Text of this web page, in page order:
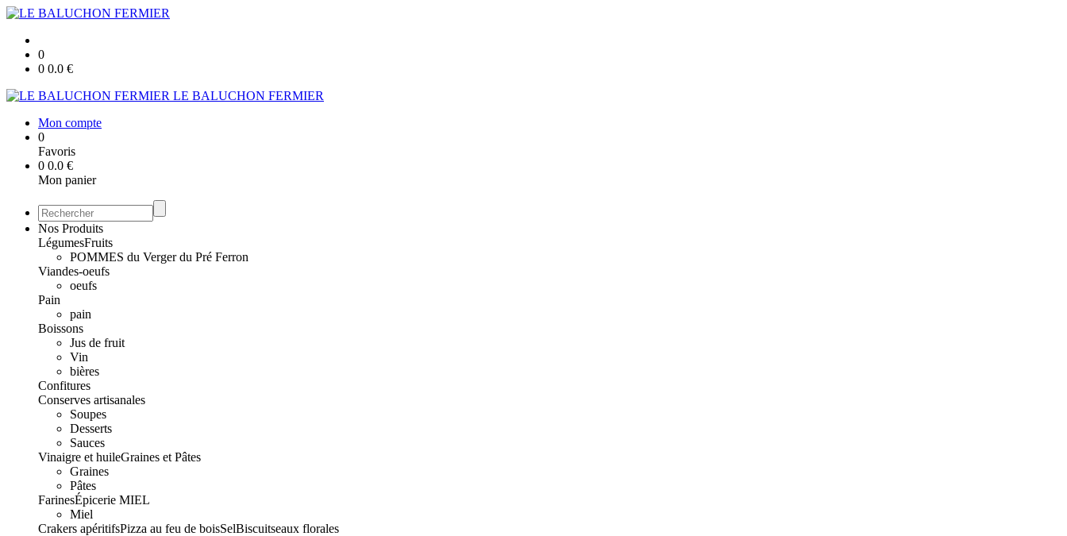
0
0 0.0 €
LE BALUCHON FERMIER
Mon compte
0
Favoris
0 0.0 €
Mon panier
Nos Produits
LégumesFruits
POMMES du Verger du Pré Ferron
Viandes-oeufs
oeufs
Pain
pain
Boissons
Jus de fruit
Vin
bières
Confitures
Conserves artisanales
Soupes
Desserts
Sauces
Vinaigre et huileGraines et Pâtes
Graines
Pâtes
FarinesÉpicerie MIEL
Miel
Crakers apéritifsPizza au feu de boisSelBiscuitseaux florales